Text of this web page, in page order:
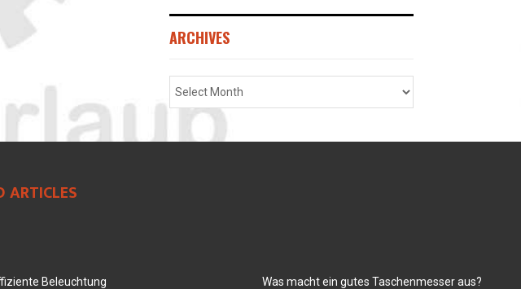
ARCHIVES
ARTICLES
Beleuchtung
Was macht ein gutes Taschenmesser aus?